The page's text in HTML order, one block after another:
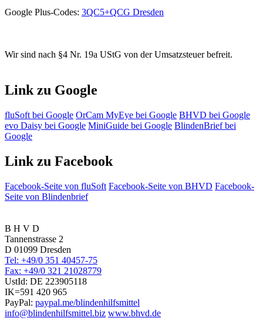
Google Plus-Codes: 3QC5+QCG Dresden
Wir sind nach §4 Nr. 19a UStG von der Umsatzsteuer befreit.
Link zu Google
fluSoft bei Google OrCam MyEye bei Google BHVD bei Google
evo Daisy bei Google MiniGuide bei Google BlindenBrief bei
Google
Link zu Facebook
Facebook-Seite von fluSoft Facebook-Seite von BHVD Facebook-
Seite von Blindenbrief
B H V D
Tannenstrasse 2
D 01099 Dresden
Tel: +49/0 351 40457-75
Fax: +49/0 321 21028779
UstId: DE 223905118
IK=591 420 965
PayPal: paypal.me/blindenhilfsmittel
info@blindenhilfsmittel.biz www.bhvd.de